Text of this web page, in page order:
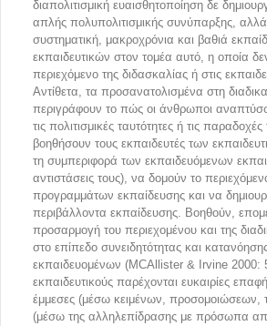
διαπολιτισμική ευαισθητοποίηση δε
απλής πολυπολιτισμικής συνύπαρξης,
συστηματική, μακροχρόνια και βαθιά
εκπαιδευτικών στον τομέα αυτό, η οποία
περιεχόμενο της διδασκαλίας ή στις
Αντίθετα, τα προσανατολισμένα στη
περιγράφουν το πώς οι άνθρωποι
τις πολιτισμικές ταυτότητες ή τις
βοηθήσουν τους εκπαιδευτές των
τη συμπεριφορά των εκπαιδευόμενων
αντιστάσεις τους), να δομούν το
προγραμμάτων εκπαίδευσης και να
περιβάλλοντα εκπαίδευσης. Βοηθούν,
προσαρμογή του περιεχομένου και της
στο επίπεδο συνειδητότητας και
εκπαιδευομένων (MCAllister & Irvine 2000:
εκπαιδευτικούς παρέχονται ευκαιρίες
έμμεσες (μέσω κειμένων, προσομοιώσεων,
(μέσω της αλληλεπίδρασης με πρόσωπα